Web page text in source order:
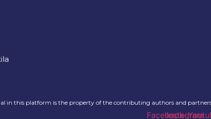
in this platform is the property of the contributing authors and
Facebook-
Instagram